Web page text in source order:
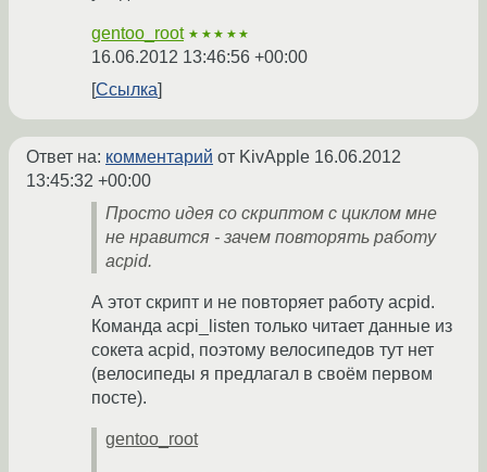
gentoo_root ★★★★★
16.06.2012 13:46:56 +00:00
Ссылка
Ответ на: комментарий от KivApple 16.06.2012
13:45:32 +00:00
Просто идея со скриптом с циклом мне
не нравится - зачем повторять работу
acpid.
А этот скрипт и не повторяет работу acpid.
Команда acpi_listen только читает данные из
сокета acpid, поэтому велосипедов тут нет
(велосипеды я предлагал в своём первом
посте).
gentoo_root